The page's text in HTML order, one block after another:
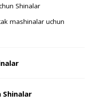
Shinalar
mashinalar uchun
Shinalar